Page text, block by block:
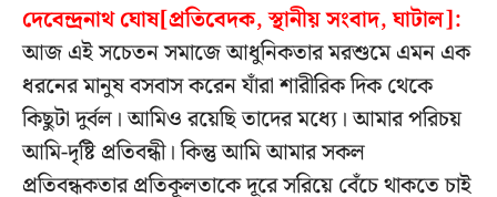
দেবেন্দ্রনাথ ঘোষ[প্রতিবেদক, স্থানীয় সংবাদ, ঘাটাল]:
আজ এই সচেতন সমাজে আধুনিকতার মরশুমে এমন এক
ধরনের মানুষ বসবাস করেন যাঁরা শারীরিক দিক থেকে
কিছুটা দুর্বল। আমিও রয়েছি তাদের মধ্যে। আমার পরিচয়
আমি-দৃষ্টি প্রতিবন্ধী। কিন্তু আমি আমার সকল
প্রতিবন্ধকতার প্রতিকূলতাকে দূরে সরিয়ে বেঁচে থাকতে চাই